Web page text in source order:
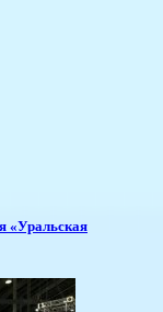
«Уральская